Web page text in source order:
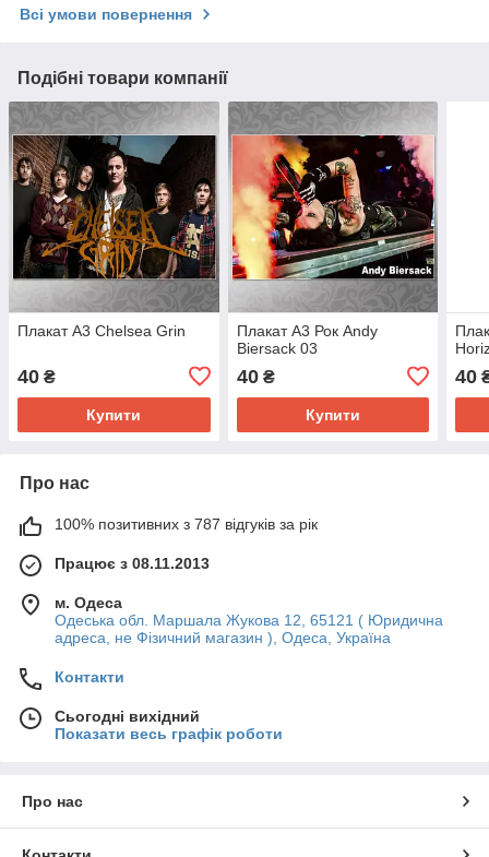
Всі умови повернення
Подібні товари компанії
Плакат А3 Chelsea Grin
40 ₴
Купити
Плакат А3 Рок Andy
Biersack 03
40₴
Купити
40
Про нас
100% позитивних з 787 відгуків за рік
Працює з 08.11.2013
м. Одеса
Одеська обл. Маршала Жукова 12, 65121 ( Юридична
адреса, не Фізичний магазин ), Одеса, Україна
Контакти
Сьогодні вихідний
Показати весь графік роботи
Про нас